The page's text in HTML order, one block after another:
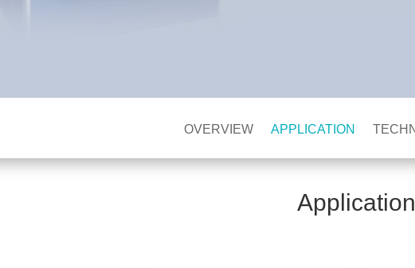
OVERVIEW APPLICATION
Application